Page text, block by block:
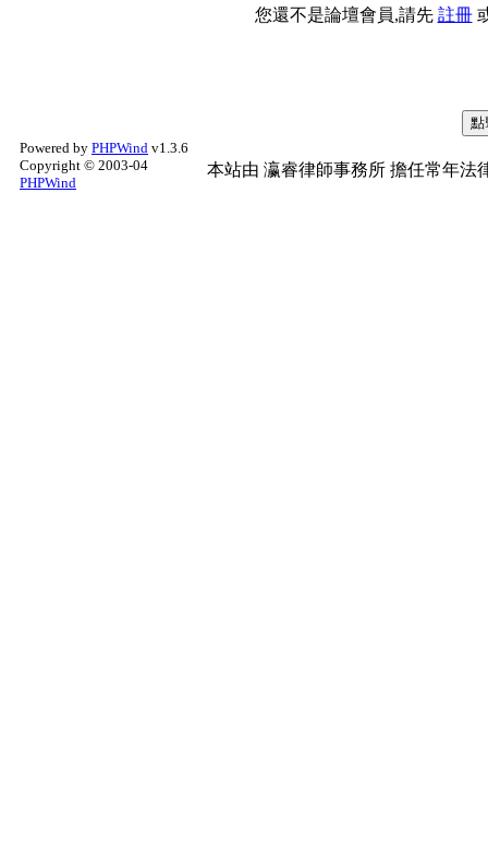
您還不是論壇會員,請先 註冊
Powered by PHPWind v1.3.6
Copyright © 2003-04
PHPWind
本站由 瀛睿律師事務所 擔任常年法